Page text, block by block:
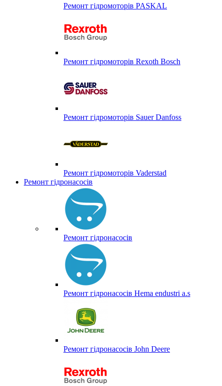
Ремонт гідромоторів PASKAL
Ремонт гідромоторів Rexoth Bosch
Ремонт гідромоторів Sauer Danfoss
Ремонт гідромоторів Vaderstad
Ремонт гідронасосів
Ремонт гідронасосів
Ремонт гідронасосів Hema endustri a.s
Ремонт гідронасосів John Deere